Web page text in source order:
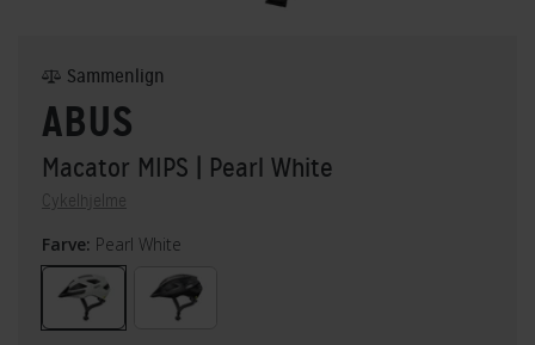
ABUS
Macator MIPS | Pearl White
Cykelhjelme
Sammenlign
Farve: Pearl White